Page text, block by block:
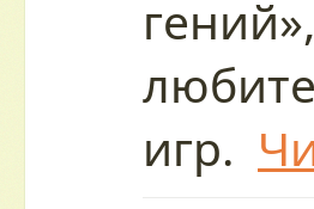
игр.